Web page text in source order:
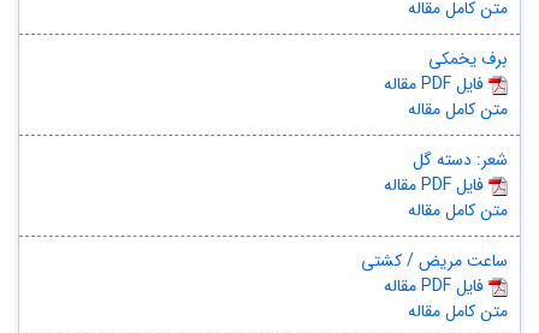
متن کامل مقاله
برف یخمکی
مقاله PDF فایل
متن کامل مقاله
شعر: دسته گل
مقاله PDF فایل
متن کامل مقاله
ساعت مریض / کشتی
مقاله PDF فایل
متن کامل مقاله